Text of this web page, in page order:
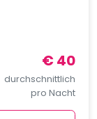
€ 40
durchschnittlich
pro Nacht